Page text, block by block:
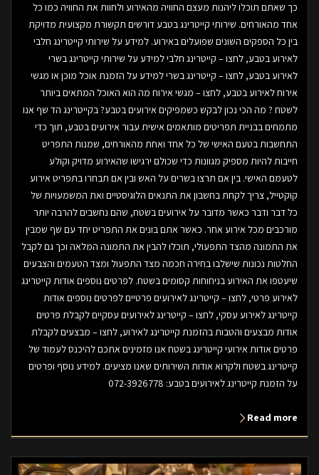
כך שאתם תוכלו ליהנות מעצם החוויה מהאירוע ולחוות את החוויה כמו כל
אחד מהאורחים. שירותי קייטרינג בטבע דורשים תקשורת מקצועית מדויקת
בין כל הספקים השונים שפועלים באירוע. למידע על שירותי קייטרינג חלבי
לאירוע בטבע, לחצו – קייטרינג חלבי למידע על שירותי קייטרינג בשרי
לאירוע בטבע, לחצו – קייטרינג בשרי למידע על הזמנת אוכל מוכן או מגשי
אירוח לאירוע בטבע, לחצו – מגשי אירוח מה הוא האוכל המתאים ביותר
לשטח ? מה הכי נכון לבקש כשמפיקים אירועים בטבע? בקייטרינג הד שף אנו
מתמחים בבניית תפריטים מותאמים אישית עבור אירועים בטבע, תוך כדי
התחשבות בטעם האישי של כל אחד ואחת מהאורחים, שמנות התפריט
חייבות להיות מספיק מגוונות כדי שכולם ירגישו שהאירוע מדויק וקולע
לטעמם האישי. בין אם תרצו בשרים על האש ובין אם תבחרו בתפריט אירוע
קוקטייל, צריך לקחת בחשבון את התנאים הלוגיסטיים ואת המשמעויות של
כל דבר ודבר כאשר מדובר על אירועים בשטח, שהם נחשבים להרבה יותר
מורכבים מכל אירוע אחר. כאשר אתם בונים את התפריט יחד עם שף שמבין
את התמונה מהצד התפעולי, תוכלו להבין את התמונה המלאה וכך גם לקבל
החלטות נכונות שישלבו בחירה חכמה מצד התפעול ומצד הטעמים והצבעים
שיעטפו את האירוע בניחוחות קסומים בשטח. לפרטים נוספים אודות קייטרינג
לאירוע פרטי, לחצו – קייטרינג לאירועים פרטיים לפרטים נוספים אודות
קייטרינג לאירוע עסקי, לחצו – קייטרינג לאירועים עסקיים לקבלת פרטים
אודות מבצעים והטבות בהזמנת קייטרינג לאירוע, לחצו – מבצעים לקבלת
פרטים אודות אירועי קייטרינג בשטח אנו מזמינים אתכם להיכנס לעמוד של
קייטרינג בשטח ולקרוא אודות השירותים שאנו מציעים. למידע נוסף ופרטים
על הזמנת קייטרינג לאירועים בטבע: 072-3926778
Read more